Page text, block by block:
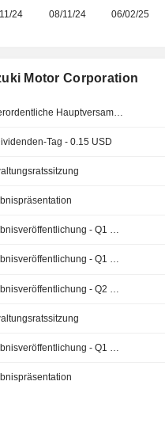
24 08/11/24 06/02/25
Motor Corporation
Außerordentliche Hauptversammlung
Tag - 0.15 USD
Ergebnisveröffentlichung - Q1 2027
Ergebnisveröffentlichung - Q1 2027
Ergebnisveröffentlichung - Q2 2026
Ergebnisveröffentlichung - Q1 2027